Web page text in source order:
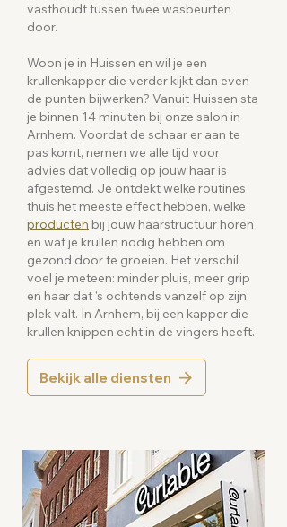
vasthoudt tussen twee wasbeurten
door.
Woon je in Huissen en wil je een
krullenkapper die verder kijkt dan even
de punten bijwerken? Vanuit Huissen sta
je binnen 14 minuten bij onze salon in
Arnhem. Voordat de schaar er aan te
pas komt, nemen we alle tijd voor
advies dat volledig op jouw haar is
afgestemd. Je ontdekt welke routines
thuis het meeste effect hebben, welke
producten bij jouw haarstructuur horen
en wat je krullen nodig hebben om
gezond door te groeien. Het verschil
voel je meteen: minder pluis, meer grip
en haar dat 's ochtends vanzelf op zijn
plek valt. In Arnhem, bij een kapper die
krullen knippen echt in de vingers heeft.
Bekijk alle diensten